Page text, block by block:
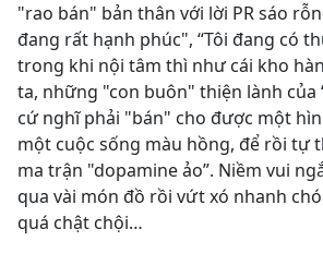
"rao bán" bản thân với lời PR sáo
đang rất hạnh phúc", “Tôi đang có
trong khi nội tâm thì như cái kho
ta, những "con buôn" thiện lành của
cứ nghĩ phải "bán" cho được một
một cuộc sống màu hồng, để rồi tự
ma trận "dopamine ảo”. Niềm vui
qua vài món đồ rồi vứt xó nhanh
quá chật chội…